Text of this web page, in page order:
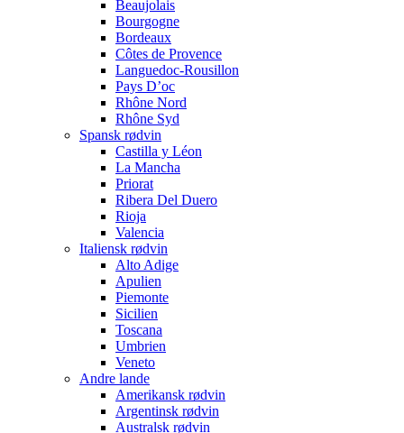
Beaujolais
Bourgogne
Bordeaux
Côtes de Provence
Languedoc-Rousillon
Pays D’oc
Rhône Nord
Rhône Syd
Spansk rødvin
Castilla y Léon
La Mancha
Priorat
Ribera Del Duero
Rioja
Valencia
Italiensk rødvin
Alto Adige
Apulien
Piemonte
Sicilien
Toscana
Umbrien
Veneto
Andre lande
Amerikansk rødvin
Argentinsk rødvin
Australsk rødvin